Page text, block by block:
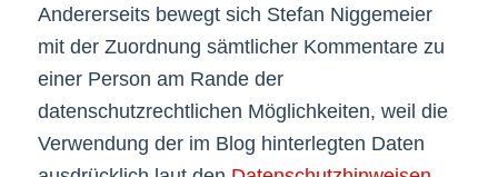
Andererseits bewegt sich Stefan Niggemeier
mit der Zuordnung sämtlicher Kommentare zu
einer Person am Rande der
datenschutzrechtlichen Möglichkeiten, weil die
Verwendung der im Blog hinterlegten Daten